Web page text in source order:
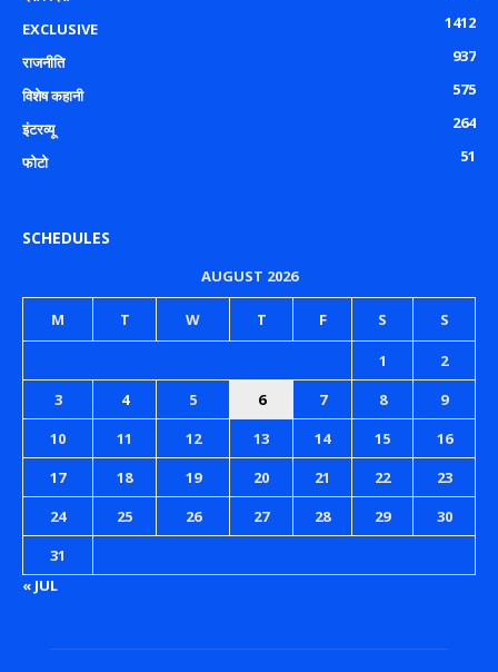
EXCLUSIVE
1412
राजनीति
937
विशेष कहानी
575
इंटरव्यू
264
फोटो
51
SCHEDULES
AUGUST 2026
M T W T F S S
1
2
3
4 5 6 7 8
9
10
11 12 13 14 15
16
17
18 19 20 21 22
23
24
25 26 27 28 29
30
31
« JUL